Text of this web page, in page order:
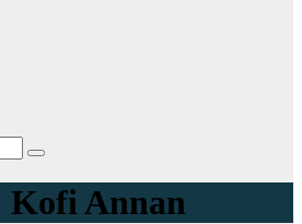
Kofi Annan